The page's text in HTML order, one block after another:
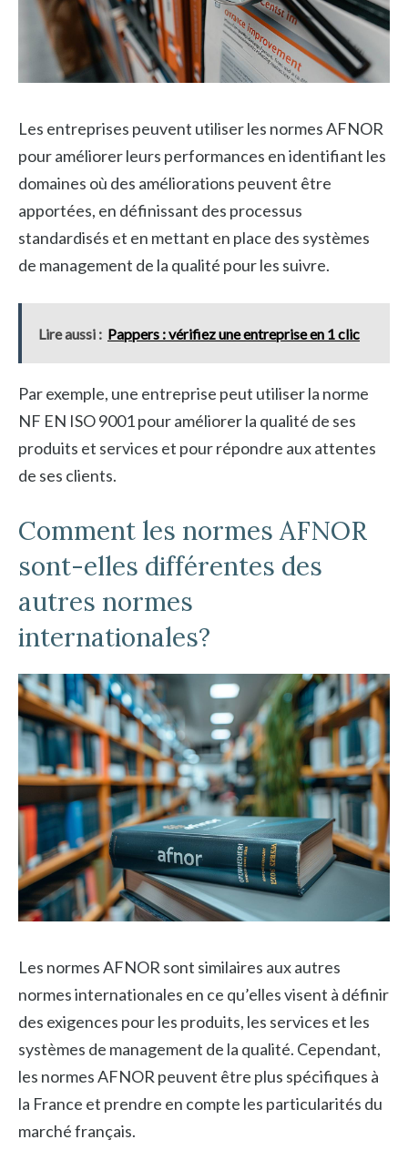
Les entreprises peuvent utiliser les normes AFNOR
pour améliorer leurs performances en identifiant les
domaines où des améliorations peuvent être
apportées, en définissant des processus
standardisés et en mettant en place des systèmes
de management de la qualité pour les suivre.
Lire aussi : Pappers : vérifiez une entreprise en 1 clic
Par exemple, une entreprise peut utiliser la norme
NF EN ISO 9001 pour améliorer la qualité de ses
produits et services et pour répondre aux attentes
de ses clients.
Comment les normes AFNOR
sont-elles différentes des
autres normes
internationales?
Les normes AFNOR sont similaires aux autres
normes internationales en ce qu’elles visent à définir
des exigences pour les produits, les services et les
systèmes de management de la qualité. Cependant,
les normes AFNOR peuvent être plus spécifiques à
la France et prendre en compte les particularités du
marché français.